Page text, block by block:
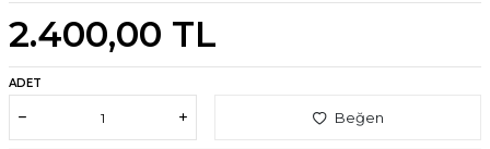
2.400,00 TL
ADET
Beğen